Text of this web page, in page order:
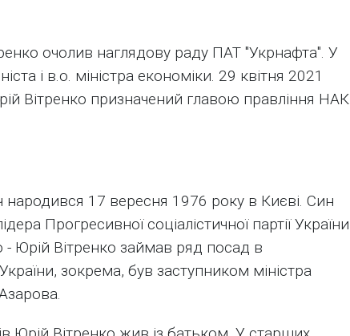
очолив наглядову раду ПАТ "Укрнафта". У
і в.о. міністра економіки. 29 квітня 2021
Вітренко призначений главою правління НАК
народився 17 вересня 1976 року в Києві. Син
Прогресивної соціалістичної партії України
- Юрій Вітренко займав ряд посад в
зокрема, був заступником міністра